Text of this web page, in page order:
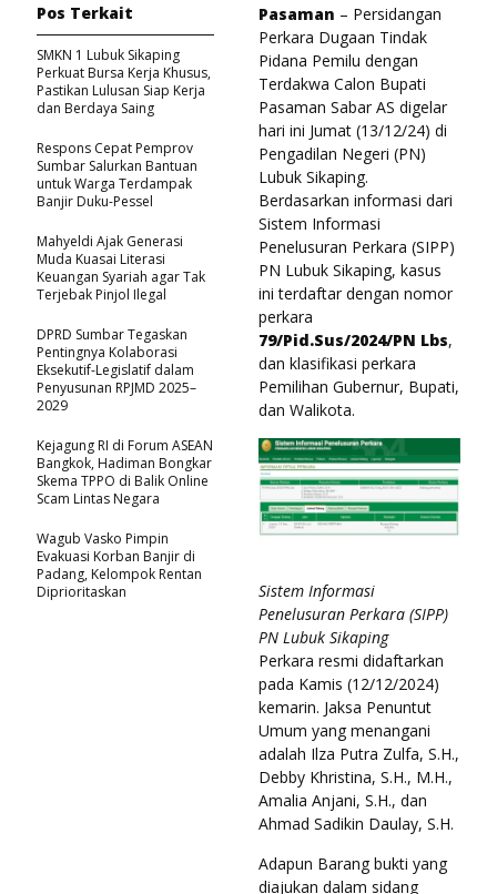
Pasaman – Persidangan
Perkara Dugaan Tindak
Pidana Pemilu dengan
Terdakwa Calon Bupati
Pasaman Sabar AS digelar
hari ini Jumat (13/12/24) di
Pengadilan Negeri (PN)
Lubuk Sikaping.
Berdasarkan informasi dari
Sistem Informasi
Penelusuran Perkara (SIPP)
PN Lubuk Sikaping, kasus
ini terdaftar dengan nomor
perkara
79/Pid.Sus/2024/PN Lbs,
dan klasifikasi perkara
Pemilihan Gubernur, Bupati,
dan Walikota.
Sistem Informasi
Penelusuran Perkara (SIPP)
PN Lubuk Sikaping
Perkara resmi didaftarkan
pada Kamis (12/12/2024)
kemarin. Jaksa Penuntut
Umum yang menangani
adalah Ilza Putra Zulfa, S.H.,
Debby Khristina, S.H., M.H.,
Amalia Anjani, S.H., dan
Ahmad Sadikin Daulay, S.H.
Adapun Barang bukti yang
diajukan dalam sidang
Pos Terkait
SMKN 1 Lubuk Sikaping
Perkuat Bursa Kerja Khusus,
Pastikan Lulusan Siap Kerja
dan Berdaya Saing
Respons Cepat Pemprov
Sumbar Salurkan Bantuan
untuk Warga Terdampak
Banjir Duku-Pessel
Mahyeldi Ajak Generasi
Muda Kuasai Literasi
Keuangan Syariah agar Tak
Terjebak Pinjol Ilegal
DPRD Sumbar Tegaskan
Pentingnya Kolaborasi
Eksekutif-Legislatif dalam
Penyusunan RPJMD 2025–
2029
Kejagung RI di Forum ASEAN
Bangkok, Hadiman Bongkar
Skema TPPO di Balik Online
Scam Lintas Negara
Wagub Vasko Pimpin
Evakuasi Korban Banjir di
Padang, Kelompok Rentan
Diprioritaskan